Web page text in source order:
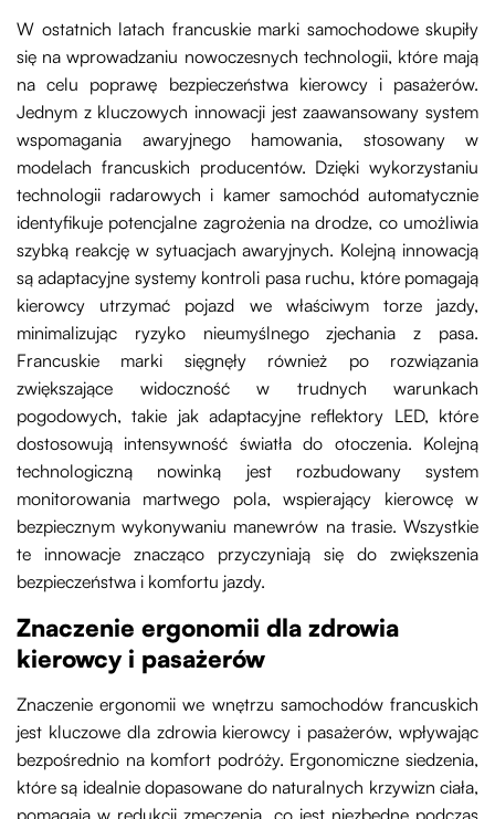
W ostatnich latach francuskie marki samochodowe skupiły
się na wprowadzaniu nowoczesnych technologii, które mają
na celu poprawę bezpieczeństwa kierowcy i pasażerów.
Jednym z kluczowych innowacji jest zaawansowany system
wspomagania awaryjnego hamowania, stosowany w
modelach francuskich producentów. Dzięki wykorzystaniu
technologii radarowych i kamer samochód automatycznie
identyfikuje potencjalne zagrożenia na drodze, co umożliwia
szybką reakcję w sytuacjach awaryjnych. Kolejną innowacją
są adaptacyjne systemy kontroli pasa ruchu, które pomagają
kierowcy utrzymać pojazd we właściwym torze jazdy,
minimalizując ryzyko nieumyślnego zjechania z pasa.
Francuskie marki sięgnęły również po rozwiązania
zwiększające widoczność w trudnych warunkach
pogodowych, takie jak adaptacyjne reflektory LED, które
dostosowują intensywność światła do otoczenia. Kolejną
technologiczną nowinką jest rozbudowany system
monitorowania martwego pola, wspierający kierowcę w
bezpiecznym wykonywaniu manewrów na trasie. Wszystkie
te innowacje znacząco przyczyniają się do zwiększenia
bezpieczeństwa i komfortu jazdy.
Znaczenie ergonomii dla zdrowia
kierowcy i pasażerów
Znaczenie ergonomii we wnętrzu samochodów francuskich
jest kluczowe dla zdrowia kierowcy i pasażerów, wpływając
bezpośrednio na komfort podróży. Ergonomiczne siedzenia,
które są idealnie dopasowane do naturalnych krzywizn ciała,